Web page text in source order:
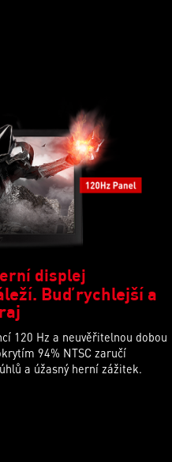
displej
Buď rychlejší a
120 Hz a neuvěřitelnou dobou
94% NTSC zaručí
a úžasný herní zážitek.